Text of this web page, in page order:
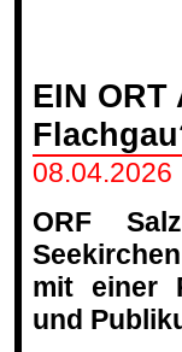
EIN
08.04.2026
ORF
Seekirchen
mit einer
und